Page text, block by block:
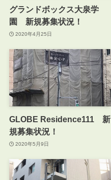
グランドボックス大泉学
園 新規募集状況！
2020年4月25日
GLOBE Residence111 新
規募集状況！
2020年5月9日